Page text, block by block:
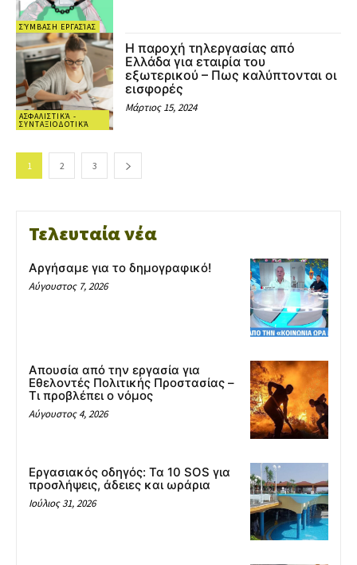
ΣΎΜΒΑΣΗ ΕΡΓΑΣΊΑΣ
ΑΣΦΑΛΙΣΤΙΚΆ -
ΣΥΝΤΑΞΙΟΔΟΤΙΚΆ
Η παροχή τηλεργασίας από
Ελλάδα για εταιρία του
εξωτερικού – Πως καλύπτονται οι
εισφορές
Μάρτιος 15, 2024
1 2 3
Τελευταία νέα
Αργήσαμε για το δημογραφικό!
Αύγουστος 7, 2026
Απουσία από την εργασία για
Εθελοντές Πολιτικής Προστασίας –
Τι προβλέπει ο νόμος
Αύγουστος 4, 2026
Εργασιακός οδηγός: Τα 10 SOS για
προσλήψεις, άδειες και ωράρια
Ιούλιος 31, 2026